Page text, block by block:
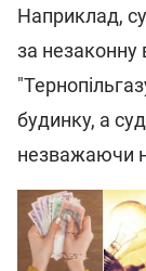
Наприклад,
за незаконну
будинку, а
незважаючи